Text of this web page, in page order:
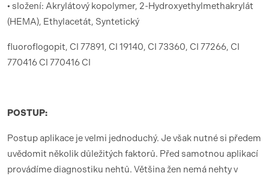
• složení: Akrylátový kopolymer, 2-Hydroxyethylmethakrylát
(HEMA), Ethylacetát, Syntetický
fluoroflogopit, CI 77891, CI 19140, CI 73360, CI 77266, CI
770416 CI 770416 CI
POSTUP:
Postup aplikace je velmi jednoduchý. Je však nutné si předem
uvědomit několik důležitých faktorů. Před samotnou aplikací
provádíme diagnostiku nehtů. Většina žen nemá nehty v